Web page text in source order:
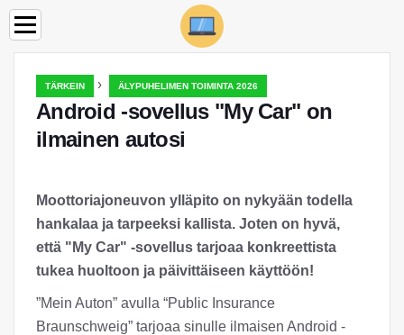
TÄRKEIN › ÄLYPUHELIMEN TOIMINTA 2026
Android -sovellus "My Car" on
ilmainen autosi
Moottoriajoneuvon ylläpito on nykyään todella
hankalaa ja tarpeeksi kallista. Joten on hyvä,
että "My Car" -sovellus tarjoaa konkreettista
tukea huoltoon ja päivittäiseen käyttöön!
”Mein Auton” avulla “Public Insurance
Braunschweig” tarjoaa sinulle ilmaisen Android -